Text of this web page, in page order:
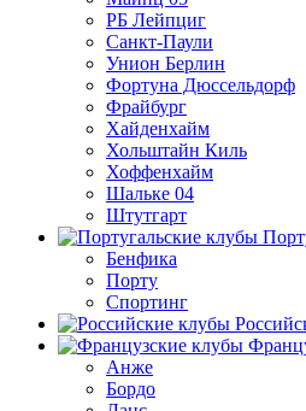
РБ Лейпциг
Санкт-Паули
Унион Берлин
Фортуна Дюссельдорф
Фрайбург
Хайденхайм
Хольштайн Киль
Хоффенхайм
Шальке 04
Штутгарт
Бенфика
Порту
Спортинг
Анже
Бордо